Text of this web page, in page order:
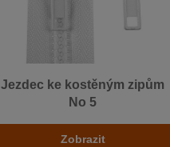
Jezdec ke kostěným zipům
No 5
Zobrazit